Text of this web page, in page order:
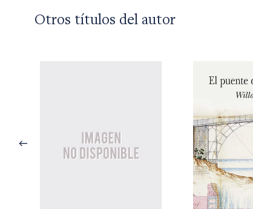
Otros títulos del autor